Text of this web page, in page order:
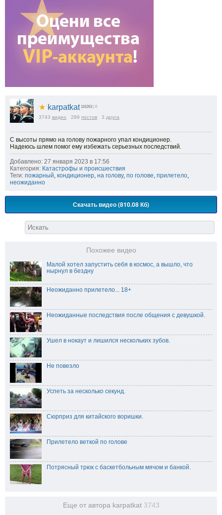
★ karpatkat 116263 | 0
3743 видео 289 постов 3 друга
С высоты прямо на голову пожарного упал кондиционер.
Надеюсь шлем помог ему избежать серьезных последствий.
Добавлено: 27 января 2023 в 17:56
Категория: Катастрофы и происшествия
Теги: пожарный кондиционер на голову, по голове прилетело
неожиданно
Скачать видео (810.08 Кб)
Похожее видео
Малой хотел запустить себя в космос, а вышло, что
нырнул в бездну
Неожиданно прилетело... 18+
Неожиданные последствия после общения с девушкой.
Ушел в нокаут и лишился нескольких зубов.
Не повезло
Успеть за несколько секунд.
Сюрприз для китайского воришки.
Прилетело веткой по голове
Потрясный трюк с баскетбольным мячом и банкой.
Еще от автора karpatkat 3743